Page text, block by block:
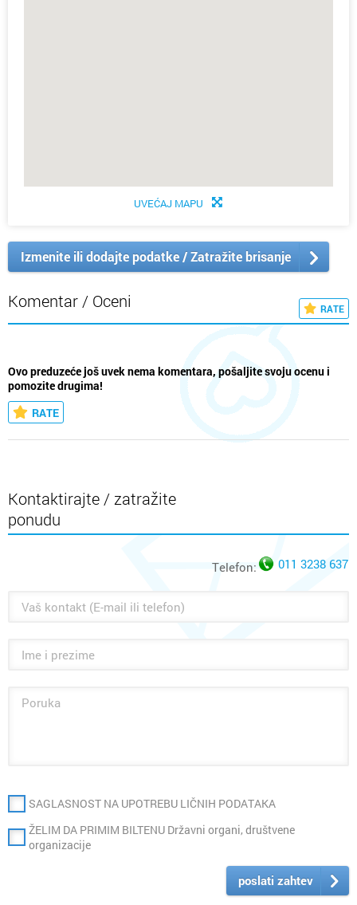
UVEĆAJ MAPU
Izmenite ili dodajte podatke / Zatražite brisanje
Komentar / Oceni RATE
Ovo preduzeće još uvek nema komentara, pošaljite svoju ocenu i
pomozite drugima!
RATE
Kontaktirajte / zatražite
ponudu
Telefon: 011 3238 637
SAGLASNOST NA UPOTREBU LIČNIH PODATAKA
ŽELIM DA PRIMIM BILTENU Državni organi, društvene
organizacije
poslati zahtev